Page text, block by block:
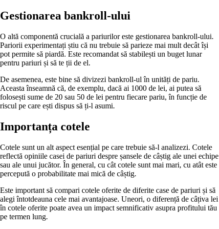
Gestionarea bankroll-ului
O altă componentă crucială a pariurilor este gestionarea bankroll-ului.
Pariorii experimentați știu că nu trebuie să parieze mai mult decât își
pot permite să piardă. Este recomandat să stabilești un buget lunar
pentru pariuri și să te ții de el.
De asemenea, este bine să divizezi bankroll-ul în unități de pariu.
Aceasta înseamnă că, de exemplu, dacă ai 1000 de lei, ai putea să
folosești sume de 20 sau 50 de lei pentru fiecare pariu, în funcție de
riscul pe care ești dispus să ți-l asumi.
Importanța cotele
Cotele sunt un alt aspect esențial pe care trebuie să-l analizezi. Cotele
reflectă opiniile casei de pariuri despre șansele de câștig ale unei echipe
sau ale unui jucător. În general, cu cât cotele sunt mai mari, cu atât este
percepută o probabilitate mai mică de câștig.
Este important să compari cotele oferite de diferite case de pariuri și să
alegi întotdeauna cele mai avantajoase. Uneori, o diferență de câțiva lei
în cotele oferite poate avea un impact semnificativ asupra profitului tău
pe termen lung.